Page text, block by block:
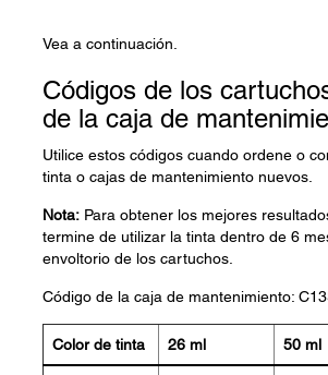
Vea a continuación.
Códigos de los
de la caja de
Utilice estos códigos cuando ordene o
tinta o cajas de mantenimiento nuevos.
Nota: Para obtener los mejores
termine de utilizar la tinta dentro de 6
envoltorio de los cartuchos.
Código de la caja de mantenimiento:
Color de tinta 26 ml 50 ml